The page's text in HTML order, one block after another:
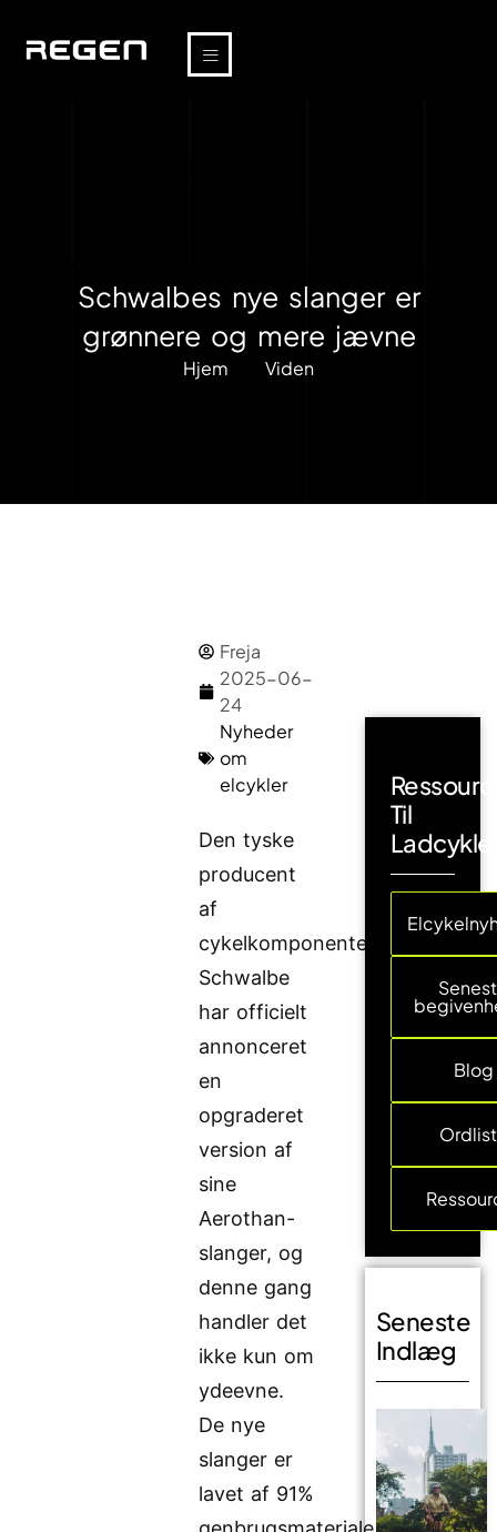
Schwalbes nye slanger er
grønnere og mere jævne
Hjem Viden
Freja
2025-06-
24
Nyheder
om
elcykler
Den tyske
producent
af
cykelkomponenter
Schwalbe
har officielt
annonceret
en
opgraderet
version af
sine
Aerothan-
slanger, og
denne gang
handler det
ikke kun om
ydeevne.
De nye
slanger er
lavet af 91%
Til
Blog
Seneste
Indlæg